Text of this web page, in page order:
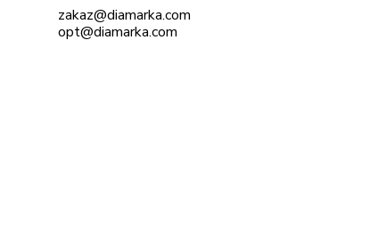
zakaz@diamarka.com
opt@diamarka.com